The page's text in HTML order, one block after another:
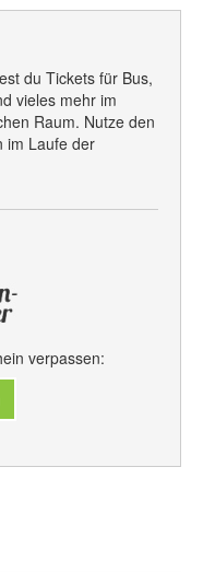
du Tickets für Bus,
vieles mehr im
Raum. Nutze den
im Laufe der
verpassen: